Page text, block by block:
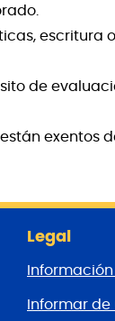
escritura
de
exentos
Legal
Informar de